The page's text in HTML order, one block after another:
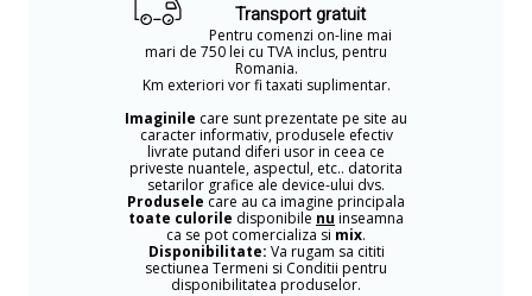
Transport gratuit
Pentru comenzi on-line mai
mari de 750 lei cu TVA inclus, pentru
Romania.
Km exteriori vor fi taxati suplimentar.
Imaginile care sunt prezentate pe site au
caracter informativ, produsele efectiv
livrate putand diferi usor in ceea ce
priveste nuantele, aspectul, etc.. datorita
setarilor grafice ale device-ului dvs.
Produsele care au ca imagine principala
toate culorile disponibile nu inseamna
ca se pot comercializa si mix.
Disponibilitate: Va rugam sa cititi
sectiunea Termeni si Conditii pentru
disponibilitatea produselor.